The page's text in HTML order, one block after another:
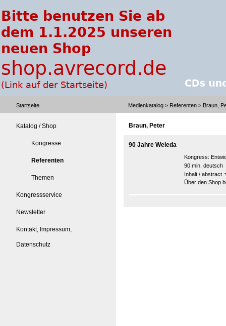
Startseite Medienkatalog > Referenten > Braun,
Katalog / Shop
Kongresse
Referenten
Themen
Kongressservice
Newsletter
Kontakt, Impressum,
Datenschutz
Braun, Peter
90 Jahre Weleda
Kongress:
90 min, deutsch
Inhalt / abstract
Über den Shop